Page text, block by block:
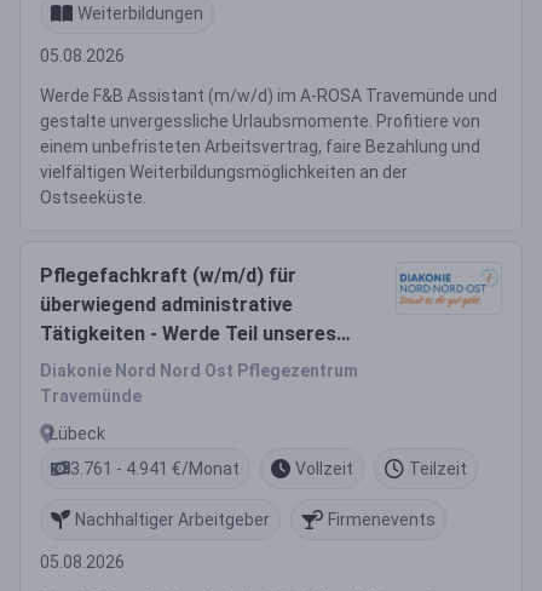
Weiterbildungen
05.08.2026
Werde F&B Assistant (m/w/d) im A-ROSA Travemünde und
gestalte unvergessliche Urlaubsmomente. Profitiere von
einem unbefristeten Arbeitsvertrag, faire Bezahlung und
vielfältigen Weiterbildungsmöglichkeiten an der
Ostseeküste.
Pflegefachkraft (w/m/d) für
überwiegend administrative
Tätigkeiten - Werde Teil unseres
Teams!
Diakonie Nord Nord Ost Pflegezentrum
Travemünde
Lübeck
3.761 - 4.941 €/Monat
Vollzeit Teilzeit
Nachhaltiger Arbeitgeber Firmenevents
05.08.2026